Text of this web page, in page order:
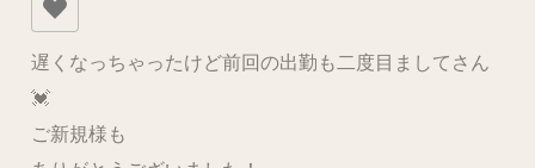
遅くなっちゃったけど 前回の出勤も二度目ましてさん
💓
ご新規様も